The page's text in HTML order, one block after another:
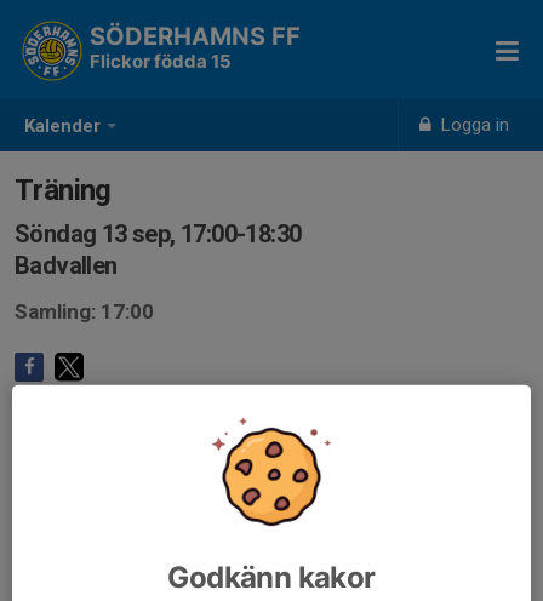
Kalender Logga in
SÖDERHAMNS FF
Flickor födda 15
Träning
Söndag 13 sep, 17:00-18:30
Badvallen
Samling: 17:00
Godkänn kakor